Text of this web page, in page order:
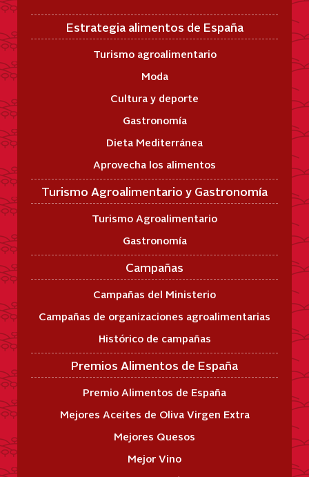
Estrategia alimentos de España
Turismo agroalimentario
Moda
Cultura y deporte
Gastronomía
Dieta Mediterránea
Aprovecha los alimentos
Turismo Agroalimentario y Gastronomía
Turismo Agroalimentario
Gastronomía
Campañas
Campañas del Ministerio
Campañas de organizaciones agroalimentarias
Histórico de campañas
Premios Alimentos de España
Premio Alimentos de España
Mejores Aceites de Oliva Virgen Extra
Mejores Quesos
Mejor Vino